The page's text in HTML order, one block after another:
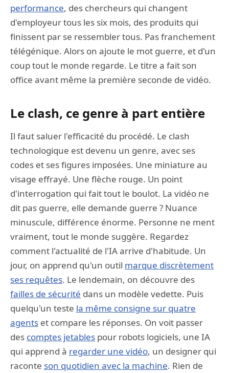
performance, des chercheurs qui changent
d'employeur tous les six mois, des produits qui
finissent par se ressembler tous. Pas franchement
télégénique. Alors on ajoute le mot guerre, et d'un
coup tout le monde regarde. Le titre a fait son
office avant même la première seconde de vidéo.
Le clash, ce genre à part entière
Il faut saluer l'efficacité du procédé. Le clash
technologique est devenu un genre, avec ses
codes et ses figures imposées. Une miniature au
visage effrayé. Une flèche rouge. Un point
d'interrogation qui fait tout le boulot. La vidéo ne
dit pas guerre, elle demande guerre ? Nuance
minuscule, différence énorme. Personne ne ment
vraiment, tout le monde suggère. Regardez
comment l'actualité de l'IA arrive d'habitude. Un
jour, on apprend qu'un outil marque discrètement
ses requêtes. Le lendemain, on découvre des
failles de sécurité dans un modèle vedette. Puis
quelqu'un teste la même consigne sur quatre
agents et compare les réponses. On voit passer
des comptes jetables pour robots logiciels, une IA
qui apprend à regarder une vidéo, un designer qui
raconte son quotidien avec la machine. Rien de